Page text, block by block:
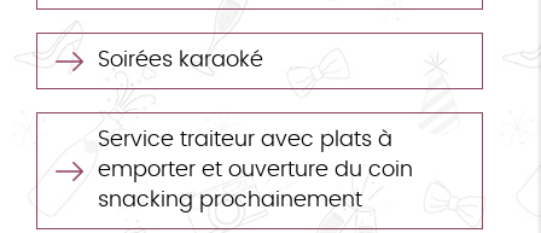
Soirées karaoké
Service traiteur avec plats à
emporter et ouverture du coin
snacking prochainement